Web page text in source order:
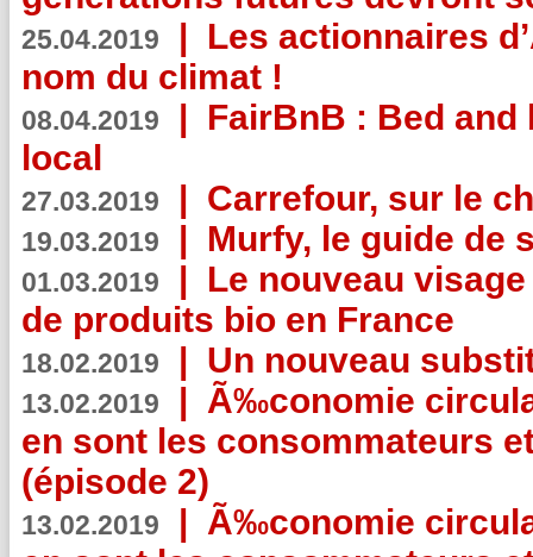
25.04.2019 | Les actionnaires
nom du climat !
08.04.2019 | FairBnB : Bed
local
27.03.2019 | Carrefour, sur le
19.03.2019 | Murfy, le guide de
01.03.2019 | Le nouveau
de produits bio en France
18.02.2019 | Un nouveau
13.02.2019 | Ã‰conomie
en sont les consommateurs
(épisode 2)
13.02.2019 | Ã‰conomie